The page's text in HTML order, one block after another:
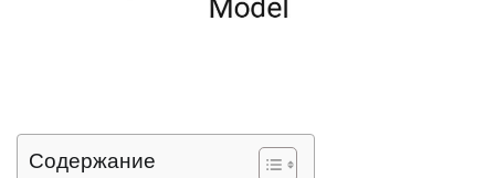
Содержание